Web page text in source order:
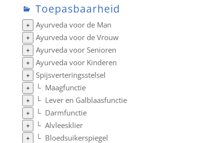
Toepasbaarheid
+ Ayurveda voor de Man
+ Ayurveda voor de Vrouw
+ Ayurveda voor Senioren
+ Ayurveda voor Kinderen
+ Spijsverteringsstelsel
+ └ Maagfunctie
+ └ Lever en Galblaasfunctie
+ └ Darmfunctie
+ └ Alvleesklier
+ └ Bloedsuikerspiegel